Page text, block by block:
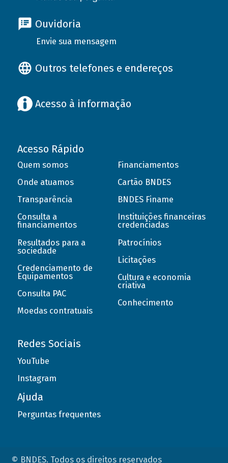
Ouvidoria
Envie sua mensagem
Outros telefones e endereços
Acesso à informação
Acesso Rápido
Quem somos
Onde atuamos
Transparência
Consulta a
financiamentos
Resultados para a
sociedade
Credenciamento de
Equipamentos
Consulta PAC
Moedas contratuais
Financiamentos
Cartão BNDES
BNDES Finame
Instituições financeiras
credenciadas
Patrocínios
Licitações
Cultura e economia
criativa
Conhecimento
Redes Sociais
YouTube
Instagram
Ajuda
Perguntas frequentes
© BNDES. Todos os direitos reservados